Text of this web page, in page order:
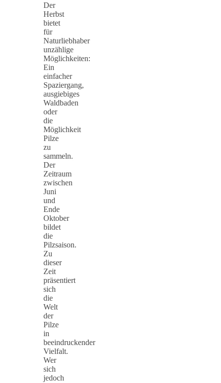
Der
Herbst
bietet
für
Naturliebhaber
unzählige
Möglichkeiten:
Ein
einfacher
Spaziergang,
ausgiebiges
Waldbaden
oder
die
Möglichkeit
Pilze
zu
sammeln.
Der
Zeitraum
zwischen
Juni
und
Ende
Oktober
bildet
die
Pilzsaison.
Zu
dieser
Zeit
präsentiert
sich
die
Welt
der
Pilze
in
beeindruckender
Vielfalt.
Wer
sich
jedoch